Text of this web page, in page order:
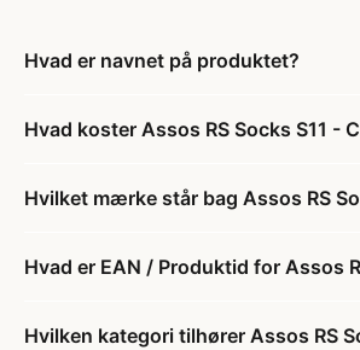
Hvad er navnet på produktet?
Hvad koster Assos RS Socks S11 -
Hvilket mærke står bag Assos RS
Hvad er EAN / Produktid for Assos
Hvilken kategori tilhører Assos RS